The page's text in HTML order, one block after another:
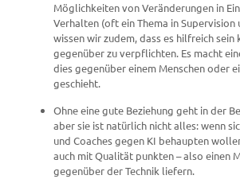
Möglichkeiten von Veränderungen in
Verhalten (oft ein Thema in Supervision
wissen wir zudem, dass es hilfreich sein
gegenüber zu verpflichten. Es macht
dies gegenüber einem Menschen oder
geschieht.
Ohne eine gute Beziehung geht in der
aber sie ist natürlich nicht alles: wenn
und Coaches gegen KI behaupten
auch mit Qualität punkten – also einen
gegenüber der Technik liefern.